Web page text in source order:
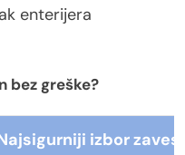
enterijera
bez greške?
izbor